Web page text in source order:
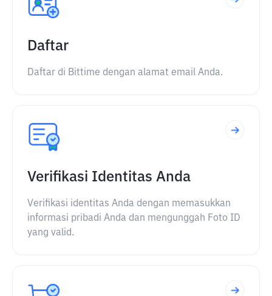
Daftar
Daftar di Bittime dengan alamat email Anda.
Verifikasi Identitas Anda
Verifikasi identitas Anda dengan memasukkan
informasi pribadi Anda dan mengunggah Foto ID
yang valid.